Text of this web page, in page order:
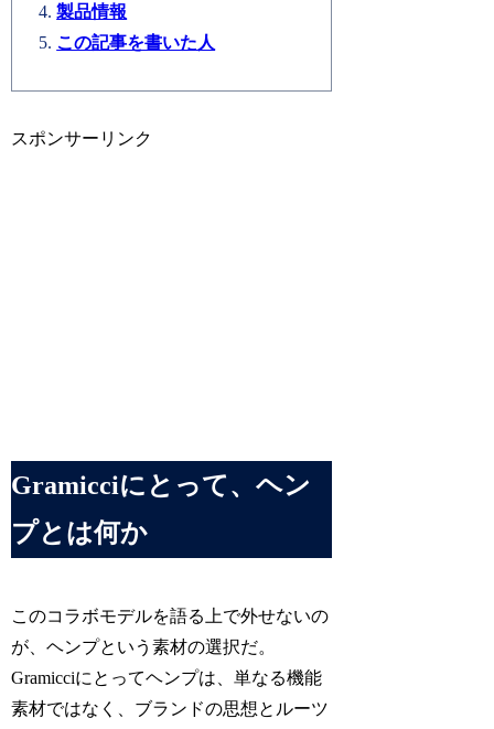
製品情報
この記事を書いた人
スポンサーリンク
Gramicciにとって、ヘン
プとは何か
このコラボモデルを語る上で外せないの
が、ヘンプという素材の選択だ。
Gramicciにとってヘンプは、単なる機能
素材ではなく、ブランドの思想とルーツ